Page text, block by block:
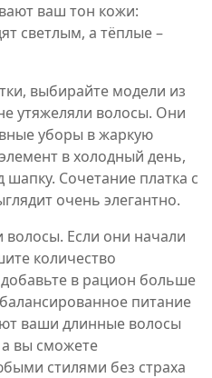
ваш тон кожи:
светлым, а тёплые –
выбирайте модели из
утяжеляли волосы. Они
уборы в жаркую
в холодный день,
Сочетание платка с
очень элегантно.
волосы. Если они начали
количество
в рацион больше
питание
ваши длинные волосы
вы сможете
стилями без страха